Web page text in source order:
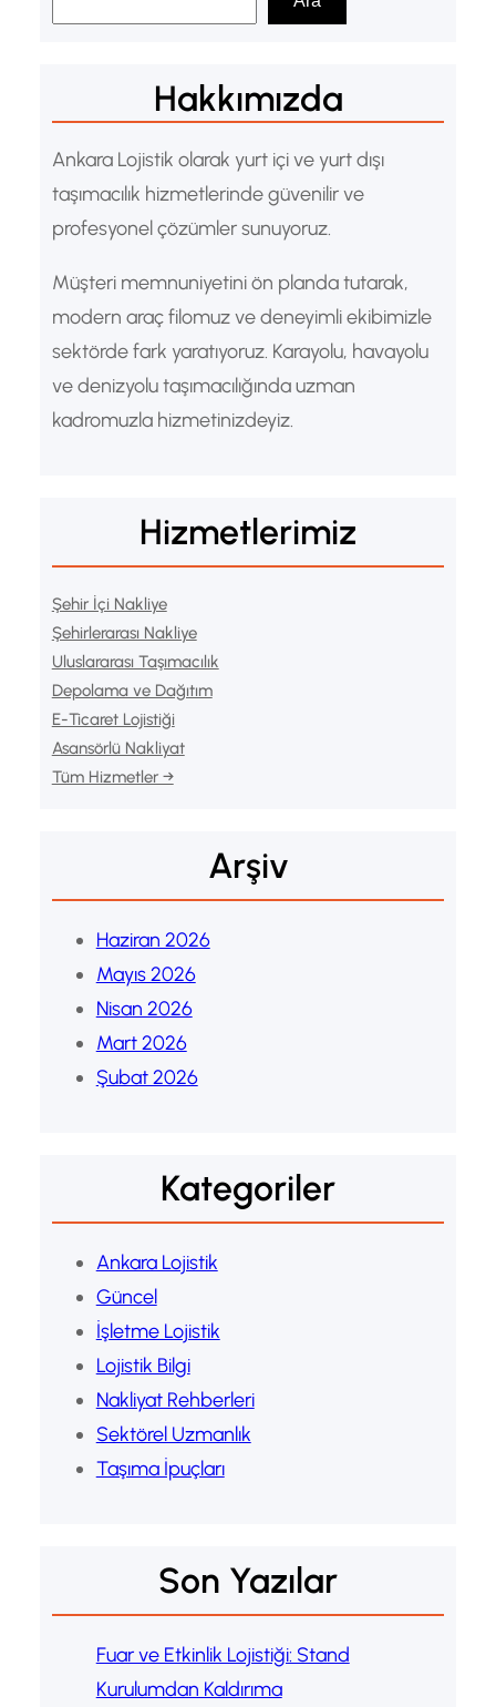
r
Hakkımızda
Ankara Lojistik olarak yurt içi ve yurt dışı
taşımacılık hizmetlerinde güvenilir ve
profesyonel çözümler sunuyoruz.
Müşteri memnuniyetini ön planda tutarak,
modern araç filomuz ve deneyimli ekibimizle
sektörde fark yaratıyoruz. Karayolu, havayolu
ve denizyolu taşımacılığında uzman
kadromuzla hizmetinizdeyiz.
Hizmetlerimiz
Şehir İçi Nakliye
Şehirlerarası Nakliye
Uluslararası Taşımacılık
Depolama ve Dağıtım
E-Ticaret Lojistiği
Asansörlü Nakliyat
Tüm Hizmetler →
Arşiv
Haziran 2026
Mayıs 2026
Nisan 2026
Mart 2026
Şubat 2026
Kategoriler
Ankara Lojistik
Güncel
İşletme Lojistik
Lojistik Bilgi
Nakliyat Rehberleri
Sektörel Uzmanlık
Taşıma İpuçları
Son Yazılar
Fuar ve Etkinlik Lojistiği: Stand
Kurulumdan Kaldırıma